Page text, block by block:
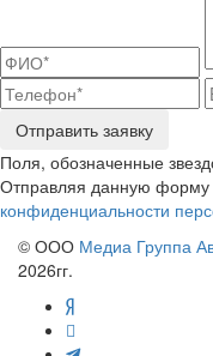
Отправить заявку
Поля, обозначенные
Отправляя данную форму
конфиденциальности
© ООО Медиа Группа
2026гг.